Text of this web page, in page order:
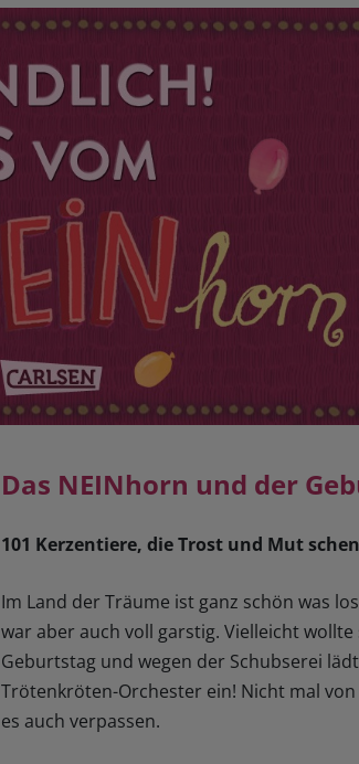
Das NEINhorn und der
101 Kerzentiere, die Trost und Mut
Im Land der Träume ist ganz schön was
war aber auch voll garstig. Vielleicht
Geburtstag und wegen der Schubserei
Trötenkröten-Orchester ein! Nicht mal
es auch verpassen.